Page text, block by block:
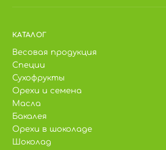
КАТАЛОГ
Весовая продукция
Специи
Сухофрукты
Орехи и семена
Масла
Бакалея
Орехи в шоколаде
Шоколад